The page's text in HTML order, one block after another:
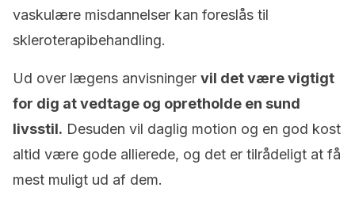
vaskulære misdannelser kan foreslås til
skleroterapibehandling.
Ud over lægens anvisninger vil det være vigtigt
for dig at vedtage og opretholde en sund
livsstil. Desuden vil daglig motion og en god kost
altid være gode allierede, og det er tilrådeligt at få
mest muligt ud af dem.